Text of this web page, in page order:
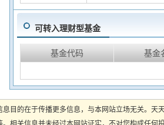
可转入理财型基金
基金代码 基金
目的在于传播更多信息，与本网站立场无关。